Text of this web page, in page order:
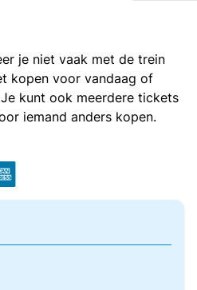
je niet vaak met de trein
kopen voor vandaag of
kunt ook meerdere tickets
iemand anders kopen.